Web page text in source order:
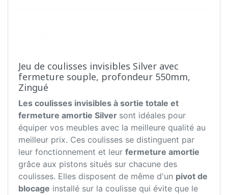
Jeu de coulisses invisibles Silver avec
fermeture souple, profondeur 550mm,
Zingué
Les coulisses invisibles à sortie totale et
fermeture amortie Silver sont idéales pour
équiper vos meubles avec la meilleure qualité au
meilleur prix. Ces coulisses se distinguent par
leur fonctionnement et leur fermeture amortie
grâce aux pistons situés sur chacune des
coulisses. Elles disposent de même d'un pivot de
blocage installé sur la coulisse qui évite que le